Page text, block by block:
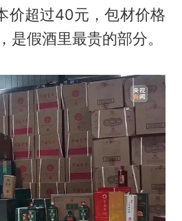
价超过40元，包材价格
是假酒里最贵的部分。